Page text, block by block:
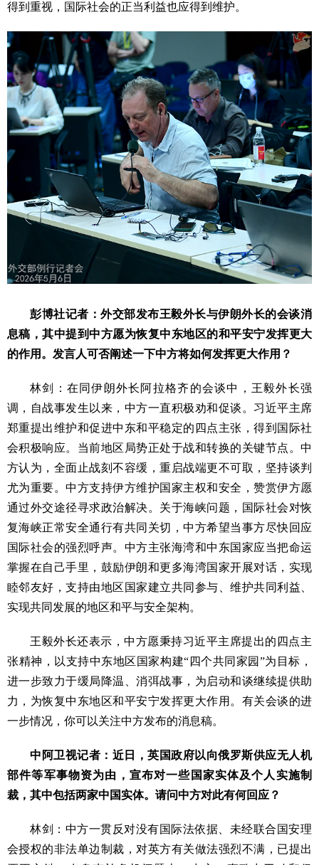
得到重视，国际社会的正当利益也应得到维护。
彭博社记者：外交部发布王毅外长与伊朗外长的会谈消
息稿，其中提到中方愿为恢复中东地区的和平安宁发挥更大
的作用。发言人可否阐述一下中方将如何发挥更大作用？
林剑：在同伊朗外长阿拉格齐的会谈中，王毅外长强
调，自战事发生以来，中方一直积极劝和促谈。习近平主席
郑重提出维护和促进中东和平稳定的四点主张，得到国际社
会积极响应。当前地区局势正处于战和转换的关键节点。中
方认为，全面止战刻不容缓，重启战端更不可取，坚持谈判
尤为重要。中方支持伊方维护国家主权和安全，赞赏伊方愿
通过外交途径寻求政治解决。关于海峡问题，国际社会对恢
复海峡正常安全通行有共同关切，中方希望当事方尽快回应
国际社会的强烈呼声。中方主张海湾和中东国家应当把命运
掌握在自己手里，鼓励伊朗和更多海湾国家开展对话，实现
睦邻友好，支持由地区国家建立共同参与、维护共同利益、
实现共同发展的地区和平与安全架构。
王毅外长还表示，中方愿秉持习近平主席提出的四点主
张精神，以支持中东地区国家构建“四个共同家园”为目标，
进一步致力于缓局降温、消弭战事，为启动和谈继续提供助
力，为恢复中东地区和平安宁发挥更大作用。有关会谈的进
一步情况，你可以关注中方发布的消息稿。
中阿卫视记者：近日，英国政府以向俄罗斯供应无人机
部件等军事物资为由，宣布对一些国家实体及个人实施制
裁，其中包括两家中国实体。请问中方对此有何回应？
林剑：中方一贯反对没有国际法依据、未经联合国安理
会授权的非法单边制裁，对英方有关做法强烈不满，已提出